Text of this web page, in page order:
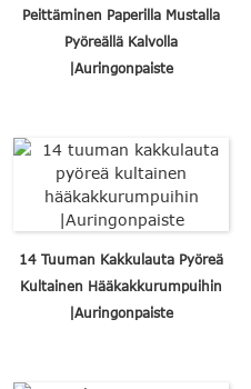
Peittäminen Paperilla Mustalla
Pyöreällä Kalvolla
|Auringonpaiste
14 Tuuman Kakkulauta Pyöreä
Kultainen Hääkakkurumpuihin
|Auringonpaiste